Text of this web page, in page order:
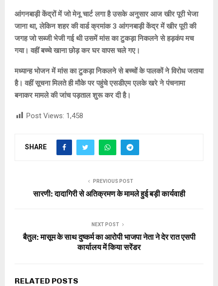
आंगनबाड़ी केंद्रों में जो मेनू चार्ट लगा है उसके अनुसार आज खीर पूरी भेजा
जाना था, लेकिन शहर की वार्ड क्रमांक 3 आंगनबाड़ी केंद्र में खीर पूरी की
जगह जो सब्जी भेजी गई थी उसमें मांस का टुकड़ा निकलने से हड़कंप मच
गया। वहीं बच्चे खाना छोड़ कर घर वापस चले गए।
मध्यान्ह भोजन में मांस का टुकड़ा निकलने से बच्चों के पालकों ने विरोध जताया
है। वहीं सूचना मिलते ही मौके पर पहुंचे एसडीएम एलके खरे ने पंचनामा
बनाकर मामले की जांच पड़ताल शुरू कर दी है।
Post Views: 1,458
SHARE
PREVIOUS POST
सारणी: दादागिरी से अतिक्रमण के मामले हुई बड़ी कार्यवाही
NEXT POST
बैतुल: मासूम के साथ दुष्कर्म का आरोपी भाजपा नेता ने देर रात एसपी
कार्यालय में किया सरेंडर
RELATED POSTS